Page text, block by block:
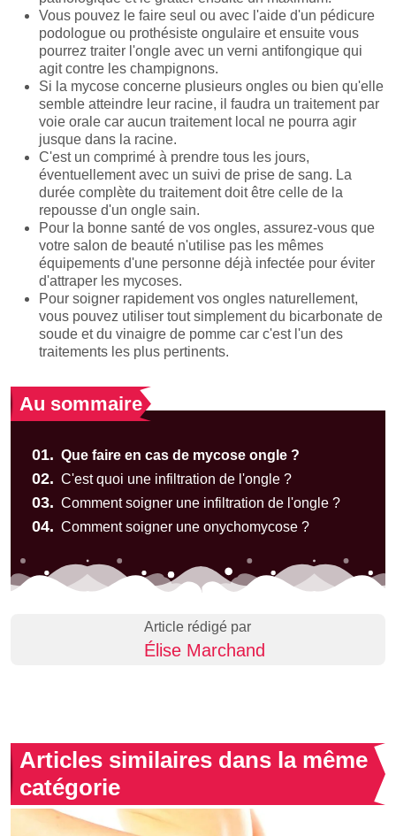
Vous pouvez le faire seul ou avec l'aide d'un pédicure
podologue ou prothésiste ongulaire et ensuite vous
pourrez traiter l'ongle avec un verni antifongique qui
agit contre les champignons.
Si la mycose concerne plusieurs ongles ou bien qu'elle
semble atteindre leur racine, il faudra un traitement par
voie orale car aucun traitement local ne pourra agir
jusque dans la racine.
C'est un comprimé à prendre tous les jours,
éventuellement avec un suivi de prise de sang. La
durée complète du traitement doit être celle de la
repousse d'un ongle sain.
Pour la bonne santé de vos ongles, assurez-vous que
votre salon de beauté n'utilise pas les mêmes
équipements d'une personne déjà infectée pour éviter
d'attraper les mycoses.
Pour soigner rapidement vos ongles naturellement,
vous pouvez utiliser tout simplement du bicarbonate de
soude et du vinaigre de pomme car c'est l'un des
traitements les plus pertinents.
Au sommaire
01. Que faire en cas de mycose ongle ?
02. C'est quoi une infiltration de l'ongle ?
03. Comment soigner une infiltration de l'ongle ?
04. Comment soigner une onychomycose ?
Article rédigé par
Élise Marchand
Articles similaires dans la même
catégorie